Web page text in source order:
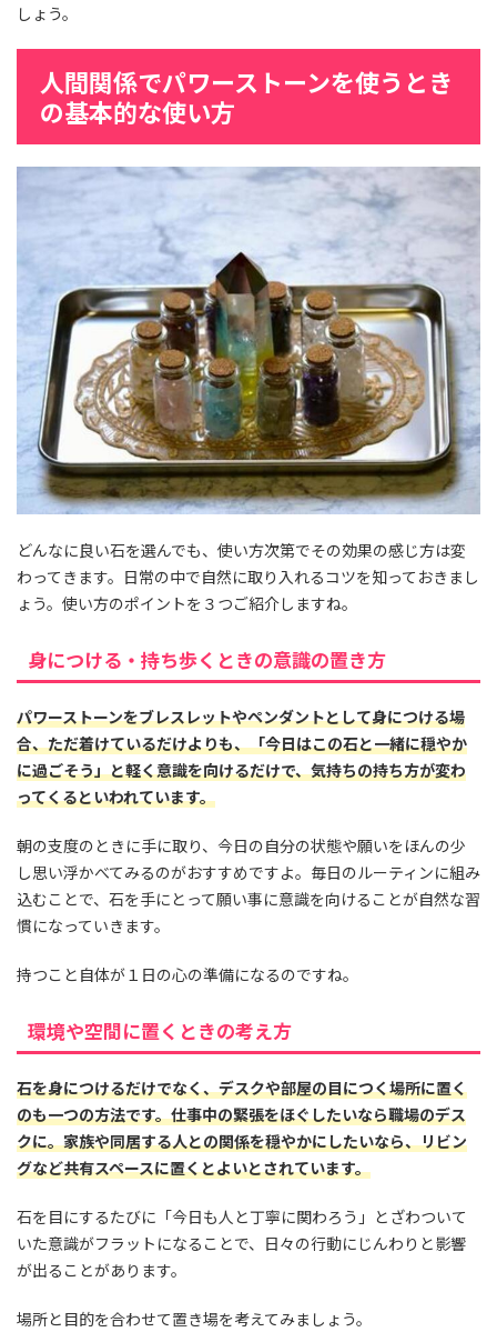
しょう。
人間関係でパワーストーンを使うとき
の基本的な使い方
どんなに良い石を選んでも、使い方次第でその効果の感じ方は変
わってきます。日常の中で自然に取り入れるコツを知っておきまし
ょう。使い方のポイントを３つご紹介しますね。
身につける・持ち歩くときの意識の置き方
パワーストーンをブレスレットやペンダントとして身につける場
合、ただ着けているだけよりも、「今日はこの石と一緒に穏やか
に過ごそう」と軽く意識を向けるだけで、気持ちの持ち方が変わ
ってくるといわれています。
朝の支度のときに手に取り、今日の自分の状態や願いをほんの少
し思い浮かべてみるのがおすすめですよ。毎日のルーティンに組み
込むことで、石を手にとって願い事に意識を向けることが自然な習
慣になっていきます。
持つこと自体が１日の心の準備になるのですね。
環境や空間に置くときの考え方
石を身につけるだけでなく、デスクや部屋の目につく場所に置く
のも一つの方法です。仕事中の緊張をほぐしたいなら職場のデス
クに。家族や同居する人との関係を穏やかにしたいなら、リビン
グなど共有スペースに置くとよいとされています。
石を目にするたびに「今日も人と丁寧に関わろう」とざわついて
いた意識がフラットになることで、日々の行動にじんわりと影響
が出ることがあります。
場所と目的を合わせて置き場を考えてみましょう。